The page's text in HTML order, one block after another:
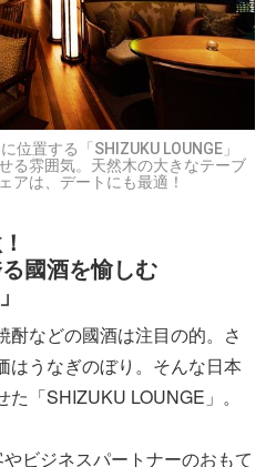
位置する「SHIZUKU LOUNGE」
る雰囲気。天然木の大きなテーブ
アは、デートにも最適！
國酒を愉しむ
などの國酒は注目の的。さ
はうなぎのぼり。そんな日本
「SHIZUKU LOUNGE」。
ビジネスパートナーのおもて